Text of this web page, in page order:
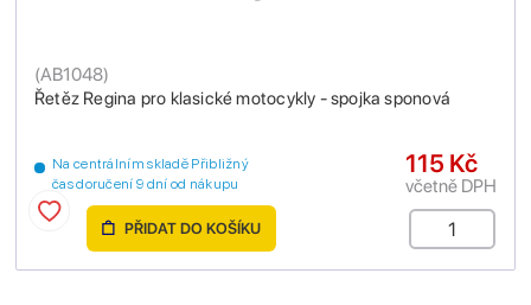
Řetěz Regina pro klasické motocykly - spojka sponová
(AB1048)
Na centrálním skladě Přibližný
čas doručení 9 dní od nákupu
115 Kč
včetně DPH
PŘIDAT DO KOŠÍKU